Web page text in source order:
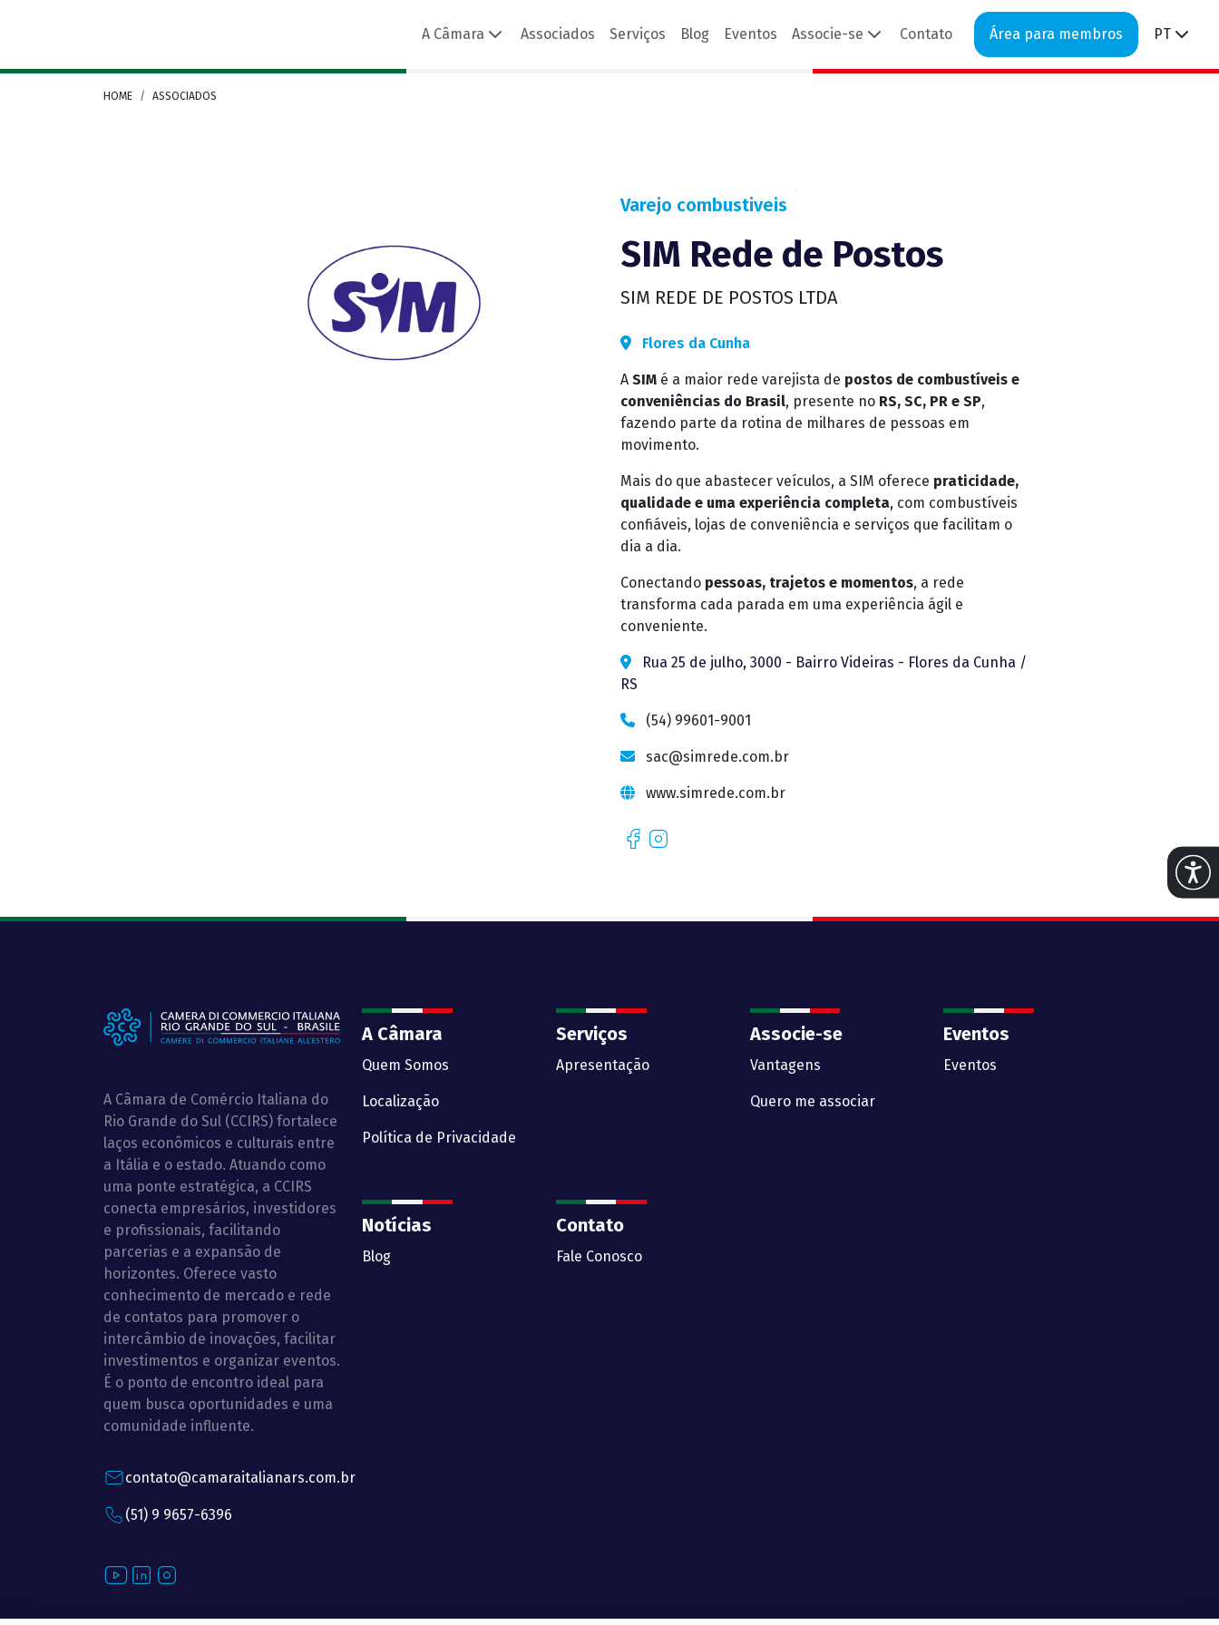
Abrir
A Câmara Associados Serviços Blog Eventos Associe-se Contato Área para membros PT
HOME ASSOCIADOS
Varejo combustiveis
SIM Rede de Postos
SIM REDE DE POSTOS LTDA
Flores da Cunha
A SIM é a maior rede varejista de postos de combustíveis e
conveniências do Brasil, presente no RS, SC, PR e SP,
fazendo parte da rotina de milhares de pessoas em
movimento.
Mais do que abastecer veículos, a SIM oferece praticidade,
qualidade e uma experiência completa, com combustíveis
confiáveis, lojas de conveniência e serviços que facilitam o
dia a dia.
Conectando pessoas, trajetos e momentos, a rede
transforma cada parada em uma experiência ágil e
conveniente.
Rua 25 de julho, 3000 - Bairro Videiras - Flores da Cunha /
RS
(54) 99601-9001
sac@simrede.com.br
www.simrede.com.br
FacebookInstagram
A Câmara de Comércio Italiana do
Rio Grande do Sul (CCIRS) fortalece
laços econômicos e culturais entre
a Itália e o estado. Atuando como
uma ponte estratégica, a CCIRS
conecta empresários, investidores
e profissionais, facilitando
parcerias e a expansão de
horizontes. Oferece vasto
conhecimento de mercado e rede
de contatos para promover o
intercâmbio de inovações, facilitar
investimentos e organizar eventos.
É o ponto de encontro ideal para
quem busca oportunidades e uma
comunidade influente.
contato@camaraitalianars.com.br
(51) 9 9657-6396
YoutubeLinkedInInstagram
A Câmara
Quem Somos
Localização
Política de Privacidade
Serviços
Apresentação
Associe-se
Vantagens
Quero me associar
Eventos
Eventos
Notícias
Blog
Contato
Fale Conosco